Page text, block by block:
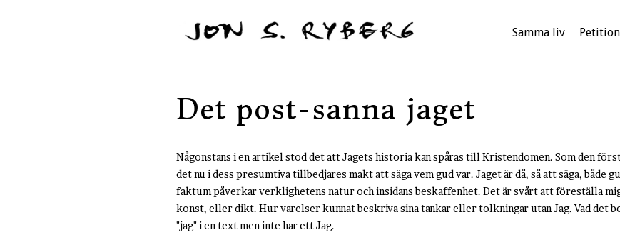
Samma liv Petition
Det post-sanna jaget
Någonstans i en artikel stod det att Jagets historia kan spåras till Kristendomen. Som den
det nu i dess presumtiva tillbedjares makt att säga vem gud var. Jaget är då, så att säga, både
faktum påverkar verklighetens natur och insidans beskaffenhet. Det är svårt att föreställa
konst, eller dikt. Hur varelser kunnat beskriva sina tankar eller tolkningar utan Jag. Vad det
"jag" i en text men inte har ett Jag.